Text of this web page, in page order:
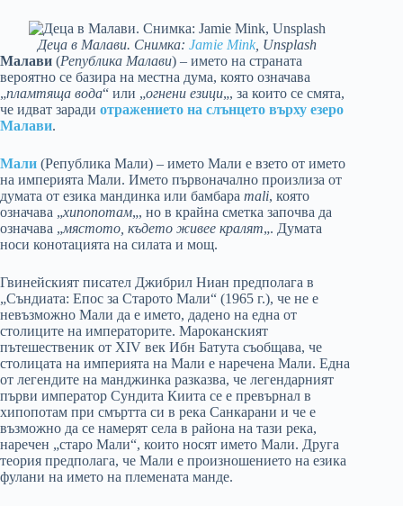
Деца в Малави. Снимка:Jamie Mink , Unsplash
Малави (Република Малави) – името на страната
вероятно се базира на местна дума, която означава
„пламтяща вода“ или „огнени езици„, за които се смята,
че идват заради отражението на слънцето върху езеро
Малави.
Мали (Република Мали) – името Мали е взето от името
на империята Мали. Името първоначално произлиза от
думата от езика мандинка или бамбара mali, която
означава „хипопотам„, но в крайна сметка започва да
означава „мястото, където живее кралят„. Думата
носи конотацията на силата и мощ.
Гвинейският писател Джибрил Ниан предполага в
„Съндиата: Епос за Старото Мали“ (1965 г.), че не е
невъзможно Мали да е името, дадено на една от
столиците на императорите. Мароканският
пътешественик от XIV век Ибн Батута съобщава, че
столицата на империята на Мали е наречена Мали. Една
от легендите на манджинка разказва, че легендарният
първи император Сундита Киита се е превърнал в
хипопотам при смъртта си в река Санкарани и че е
възможно да се намерят села в района на тази река,
наречен „старо Мали“, които носят името Мали. Друга
теория предполага, че Мали е произношението на езика
фулани на името на племената манде.